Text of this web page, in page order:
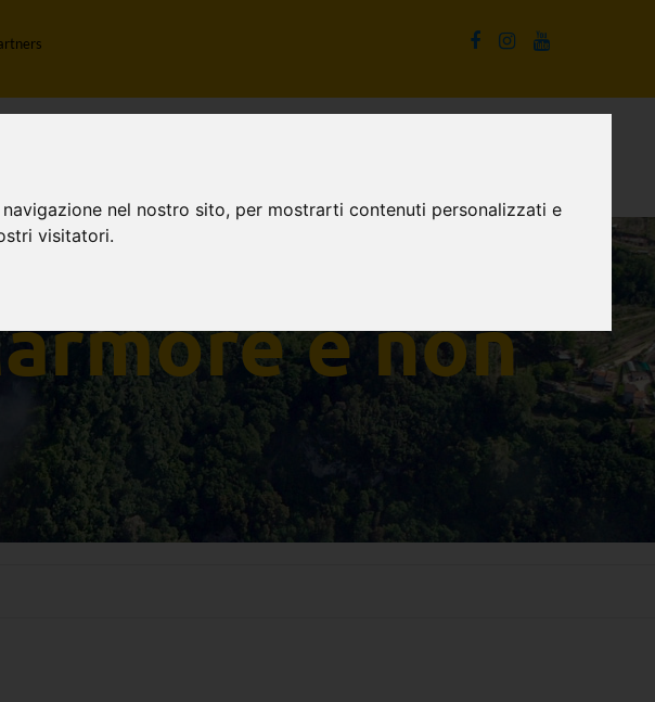
nel nostro sito, per mostrarti contenuti personalizzati e
visitatori.
e non